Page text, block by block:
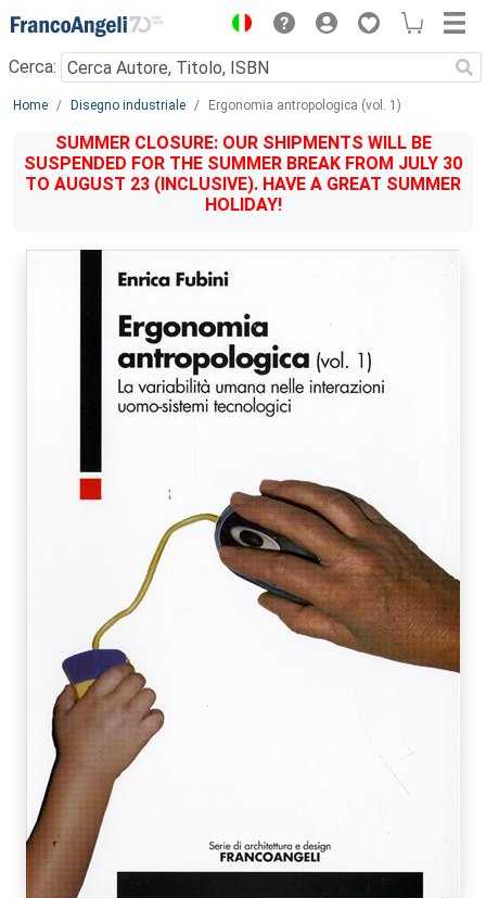
Menu
Cerca:
Main content
Home Disegno industriale Ergonomia antropologica (vol. 1)
SUMMER CLOSURE: OUR SHIPMENTS WILL BE
SUSPENDED FOR THE SUMMER BREAK FROM JULY 30
TO AUGUST 23 (INCLUSIVE). HAVE A GREAT SUMMER
HOLIDAY!